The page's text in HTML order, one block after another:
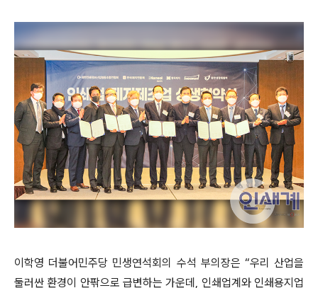
이학영 더불어민주당 민생연석회의 수석 부의장은 “우리 산업을
둘러싼 환경이 안팎으로 급변하는 가운데, 인쇄업계와 인쇄용지업